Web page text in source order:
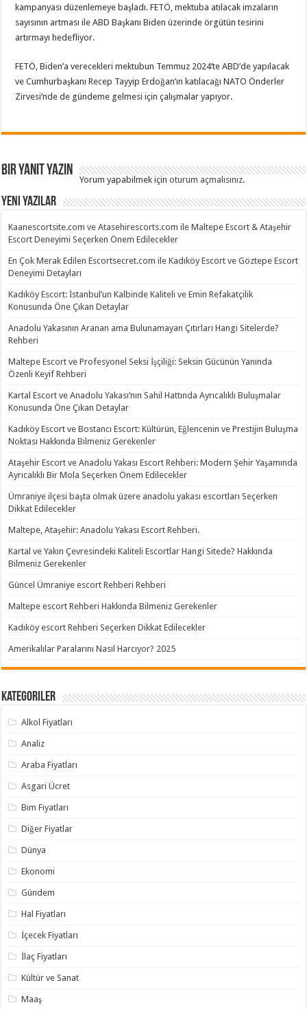
kampanyası düzenlemeye başladı. FETÖ, mektuba atılacak imzaların
sayısının artması ile ABD Başkanı Biden üzerinde örgütün tesirini
artırmayı hedefliyor.
FETÖ, Biden’a verecekleri mektubun Temmuz 2024’te ABD’de yapılacak
ve Cumhurbaşkanı Recep Tayyip Erdoğan’ın katılacağı NATO Önderler
Zirvesi’nde de gündeme gelmesi için çalışmalar yapıyor.
Bir yanıt yazın
Yorum yapabilmek içinoturum açmalısınız.
Yeni Yazılar
Kaanescortsite.com ve Atasehirescorts.com ile Maltepe Escort & Ataşehir
Escort Deneyimi Seçerken Önem Edilecekler
En Çok Merak Edilen Escortsecret.com ile Kadıköy Escort ve Göztepe Escort
Deneyimi Detayları
Kadıköy Escort: İstanbul’un Kalbinde Kaliteli ve Emin Refakatçilik
Konusunda Öne Çıkan Detaylar
Anadolu Yakasının Aranan ama Bulunamayan Çıtırları Hangi Sitelerde?
Rehberi
Maltepe Escort ve Profesyonel Seksi İşçiliği: Seksin Gücünün Yanında
Özenli Keyif Rehberi
Kartal Escort ve Anadolu Yakası’nın Sahil Hattında Ayrıcalıklı Buluşmalar
Konusunda Öne Çıkan Detaylar
Kadıköy Escort ve Bostancı Escort: Kültürün, Eğlencenin ve Prestijin Buluşma
Noktası Hakkında Bilmeniz Gerekenler
Ataşehir Escort ve Anadolu Yakası Escort Rehberi: Modern Şehir Yaşamında
Ayrıcalıklı Bir Mola Seçerken Önem Edilecekler
Ümraniye ilçesi başta olmak üzere anadolu yakası escortları Seçerken
Dikkat Edilecekler
Maltepe, Ataşehir: Anadolu Yakası Escort Rehberi.
Kartal ve Yakın Çevresindeki Kaliteli Escortlar Hangi Sitede? Hakkında
Bilmeniz Gerekenler
Güncel Ümraniye escort Rehberi Rehberi
Maltepe escort Rehberi Hakkında Bilmeniz Gerekenler
Kadıköy escort Rehberi Seçerken Dikkat Edilecekler
Amerikalılar Paralarını Nasıl Harcıyor? 2025
Kategoriler
Alkol Fiyatları
Analiz
Araba Fiyatları
Asgari Ücret
Bim Fiyatları
Diğer Fiyatlar
Dünya
Ekonomi
Gündem
Hal Fiyatları
İçecek Fiyatları
İlaç Fiyatları
Kültür ve Sanat
Maaş